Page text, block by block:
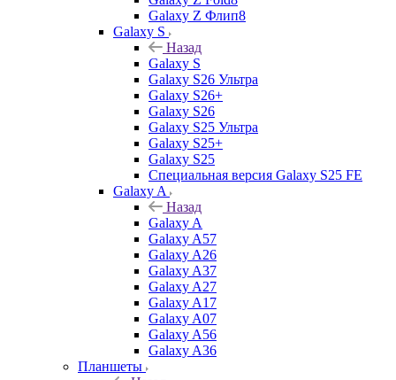
Galaxy Z Флип8
Galaxy S
Назад
Galaxy S
Galaxy S26 Ультра
Galaxy S26+
Galaxy S26
Galaxy S25 Ультра
Galaxy S25+
Galaxy S25
Специальная версия Galaxy S25 FE
Galaxy A
Назад
Galaxy A
Galaxy A57
Galaxy A26
Galaxy A37
Galaxy A27
Galaxy A17
Galaxy A07
Galaxy A56
Galaxy A36
Планшеты